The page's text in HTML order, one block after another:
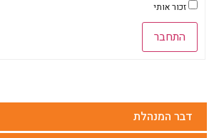
דבר המנהלת
זכור אותי
התחבר